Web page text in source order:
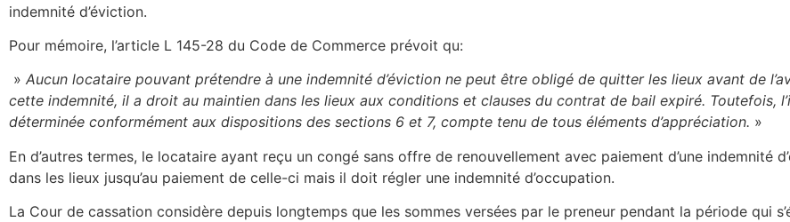
indemnité d’éviction.
Pour mémoire, l’article L 145-28 du Code de Commerce prévoit qu:
» Aucun locataire pouvant prétendre à une indemnité d’éviction ne peut être obligé de quitter les lieux avant de
cette indemnité, il a droit au maintien dans les lieux aux conditions et clauses du contrat de bail expiré. Toutefois,
déterminée conformément aux dispositions des sections 6 et 7, compte tenu de tous éléments d’appréciation. »
En d’autres termes, le locataire ayant reçu un congé sans offre de renouvellement avec paiement d’une indemnité
dans les lieux jusqu’au paiement de celle-ci mais il doit régler une indemnité d’occupation.
La Cour de cassation considère depuis longtemps que les sommes versées par le preneur pendant la période qui